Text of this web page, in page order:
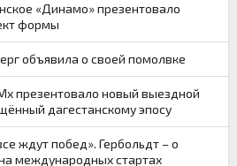
«Динамо» презентовало
формы
объявила о своей помолвке
презентовало новый выездной
дагестанскому эпосу
ждут побед». Гербольдт – о
международных стартах